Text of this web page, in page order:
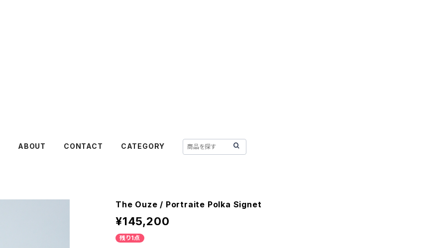
ABOUT CONTACT CATEGORY
The Ouze / Portraite Polka Signet
¥145,200
残り1点